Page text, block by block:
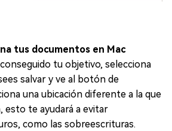
tus documentos en Mac
tu objetivo, selecciona
salvar y ve al botón de
una ubicación diferente a la que
esto te ayudará a evitar
como las sobreescrituras.